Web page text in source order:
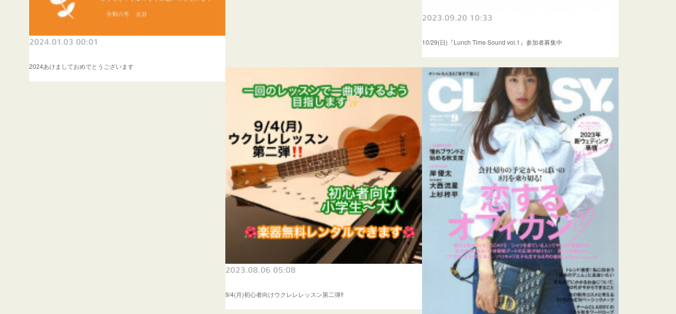
2024.01.03 00:01
2024あけましておめでとうございます
2023.09.20 10:33
10/29(日)『Lunch Time Sound vol.1』参加者募集中
2023.08.06 05:08
9/4(月)初心者向けウクレレレッスン第二弾‼️